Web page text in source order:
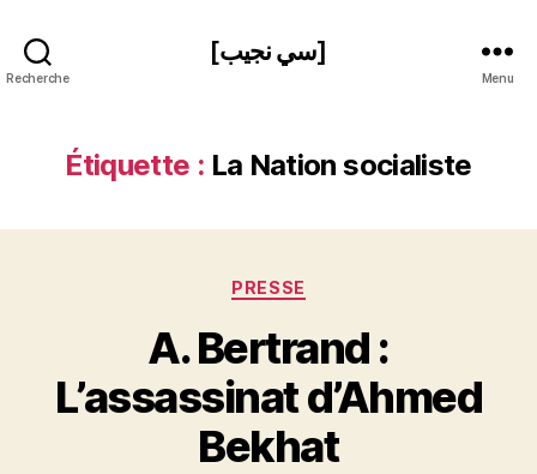
Recherche
[سي نجيب]
Menu
Étiquette : La Nation socialiste
Catégories
PRESSE
A. Bertrand :
L’assassinat d’Ahmed
Bekhat
a
S